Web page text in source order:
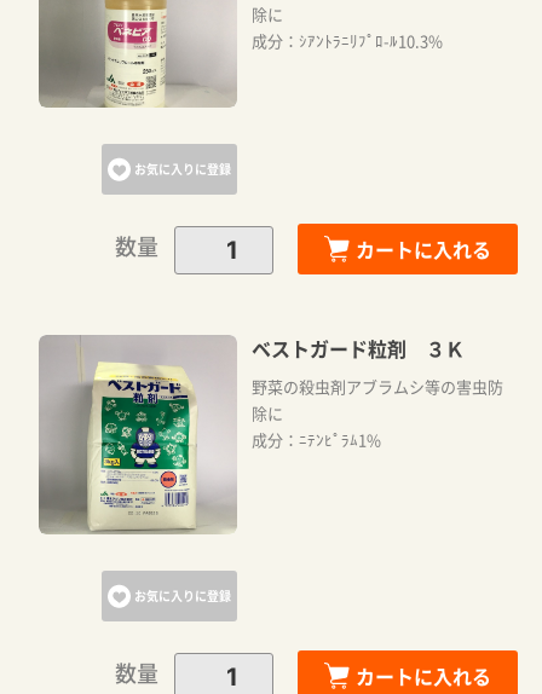
お気に入りに登録
除に
成分：ｼｱﾝﾄﾗﾆﾘﾌﾟﾛ-ﾙ10.3%
数量 カートに入れる
お気に入りに登録
ベストガード粒剤 ３Ｋ
野菜の殺虫剤アブラムシ等の害虫防
除に
成分：ﾆﾃﾝﾋﾟﾗﾑ1%
数量 カートに入れる